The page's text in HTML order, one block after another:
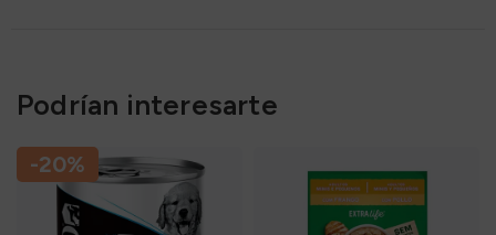
Podrían interesarte
-20%